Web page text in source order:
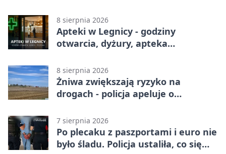
meczu w Legnicy
8 sierpnia 2026
Apteki w Legnicy - godziny
otwarcia, dyżury, apteka
8 sierpnia 2026
Żniwa zwiększają ryzyko na
drogach - policja apeluje o
7 sierpnia 2026
Po plecaku z paszportami i euro nie
było śladu. Policja ustaliła, co się